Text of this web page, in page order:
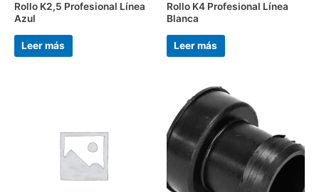
Rollo K2,5 Profesional Línea
Azul
Leer más
Rollo K4 Profesional Línea
Blanca
Leer más